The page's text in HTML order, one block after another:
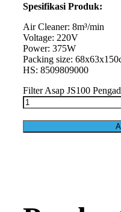
Spesifikasi Produk:
Air Cleaner: 8m³/min
Voltage: 220V
Power: 375W
Packing size:
HS: 8509809000
Filter Asap JS100